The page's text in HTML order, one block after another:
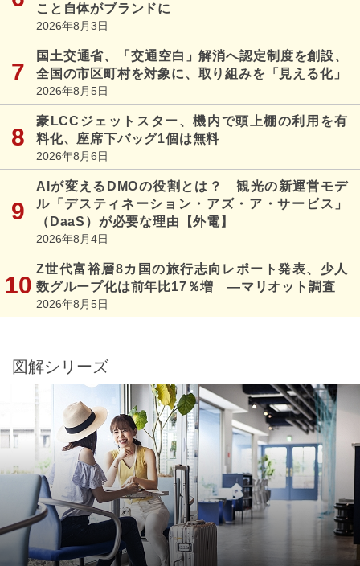
こと自体がブランドに
2026年8月3日
国土交通省、「交通空白」解消へ認定制度を創設、
全国の市区町村を対象に、取り組みを「見える化」
2026年8月5日
豪LCCジェットスター、機内で頭上棚の利用を有
料化、座席下バッグ1個は無料
2026年8月6日
AIが変えるDMOの役割とは？ 観光の新運営モデ
ル「デスティネーション・アズ・ア・サービス」
（DaaS）が必要な理由【外電】
2026年8月4日
Z世代富裕層8カ国の旅行志向レポート発表、少人
数グループ化は前年比17％増 ―マリオット調査
2026年8月5日
図解シリーズ